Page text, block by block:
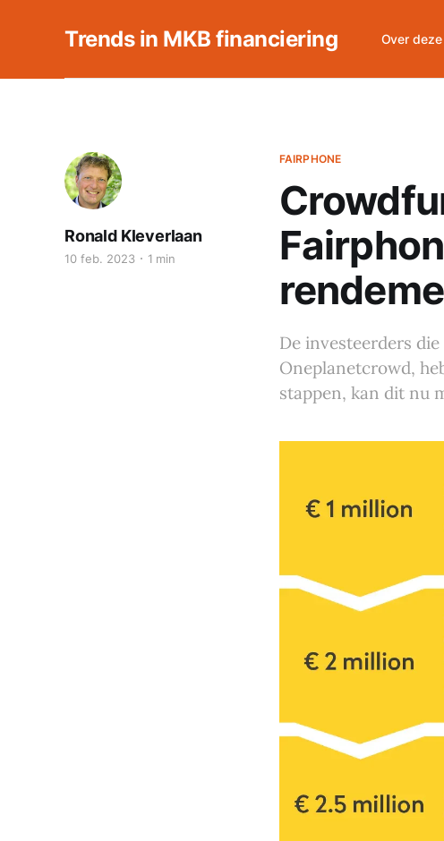
Trends in MKB financiering Over
FAIRPHONE
Ronald Kleverlaan
10 feb. 2023 1 min
De investeerders
Oneplanetcrowd,
stappen, kan dit nu